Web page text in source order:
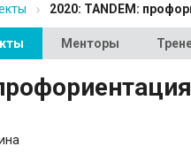
2020: TANDEM:
Менторы